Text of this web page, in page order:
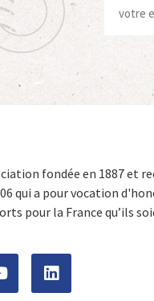
fondée en 1887 et
qui a pour vocation
pour la France qu’ils